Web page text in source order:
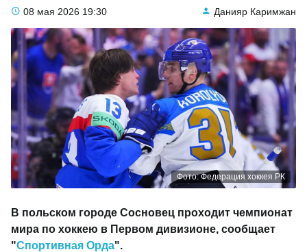
08 мая 2026 19:30 Данияр Каримжан
Фото: Федерация хоккея РК
В польском городе Сосновец проходит чемпионат
мира по хоккею в Первом дивизионе, сообщает
"Спортивная Орда".